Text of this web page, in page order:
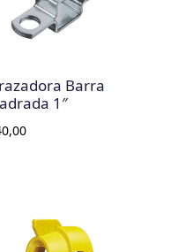
Barra
1″